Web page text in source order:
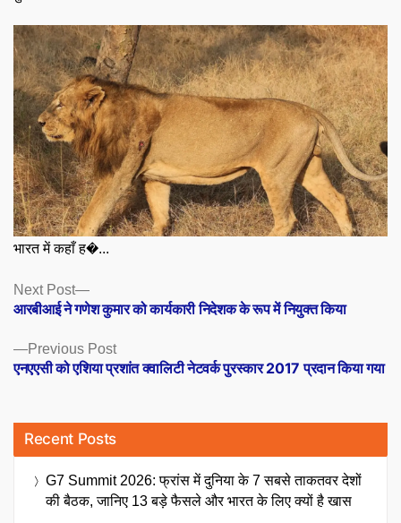
भारत में कहाँ ह�...
Posts
navigation
Previous PostPrevious
post:
एनएएसी को एशिया प्रशांत क्वालिटी नेटवर्क पुरस्कार 2017 प्रदान किया गया
Next Post
Next
post:
आरबीआई ने गणेश कुमार को कार्यकारी निदेशक के रूप में नियुक्त किया
Recent Posts
G7 Summit 2026: फ्रांस में दुनिया के 7 सबसे ताकतवर देशों
की बैठक, जानिए 13 बड़े फैसले और भारत के लिए क्यों है खास